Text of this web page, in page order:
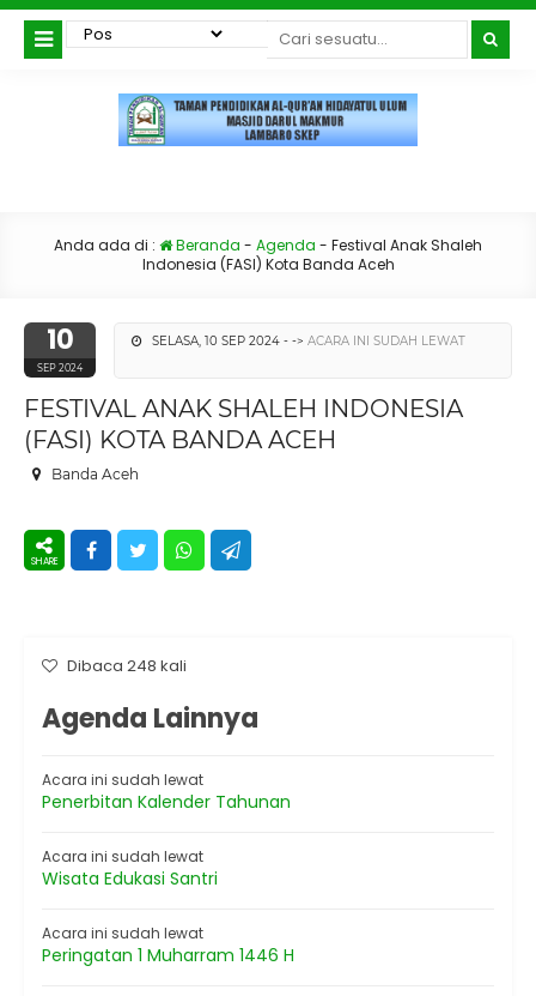
Anda ada di : Beranda - Agenda - Festival Anak Shaleh
Indonesia (FASI) Kota Banda Aceh
10
SEP 2024
SELASA, 10 SEP 2024 - -> ACARA INI SUDAH LEWAT
FESTIVAL ANAK SHALEH INDONESIA
(FASI) KOTA BANDA ACEH
Banda Aceh
Dibaca 248 kali
Agenda Lainnya
Acara ini sudah lewat
Penerbitan Kalender Tahunan
Acara ini sudah lewat
Wisata Edukasi Santri
Acara ini sudah lewat
Peringatan 1 Muharram 1446 H